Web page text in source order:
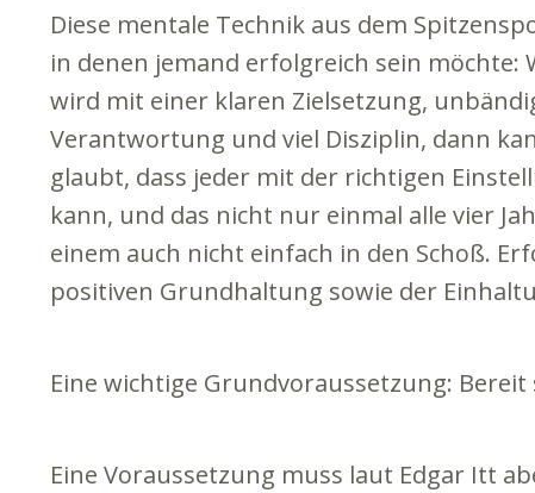
Diese mentale Technik aus dem
in denen jemand erfolgreich sein möchte:
wird mit einer klaren Zielsetzung,
Verantwortung und viel Disziplin, dann
glaubt, dass jeder mit der richtigen
kann, und das nicht nur einmal alle vier
einem auch nicht einfach in den Schoß.
positiven Grundhaltung sowie der
Eine wichtige Grundvoraussetzung:
Eine Voraussetzung muss laut Edgar Itt